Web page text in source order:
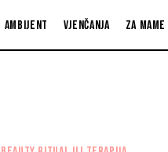
Ambijent Vjenčanja Za mame